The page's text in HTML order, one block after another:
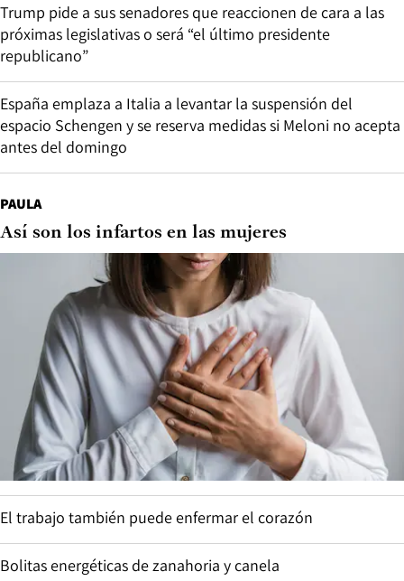
Trump pide a sus senadores que reaccionen de cara a las
próximas legislativas o será “el último presidente
republicano”
España emplaza a Italia a levantar la suspensión del
espacio Schengen y se reserva medidas si Meloni no acepta
antes del domingo
PAULA
Así son los infartos en las mujeres
El trabajo también puede enfermar el corazón
Bolitas energéticas de zanahoria y canela